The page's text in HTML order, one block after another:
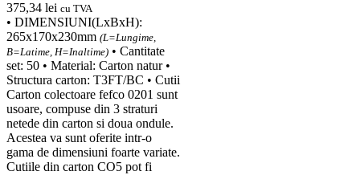
375,34 lei cu TVA
• DIMENSIUNI(LxBxH):
265x170x230mm (L=Lungime,
B=Latime, H=Inaltime) • Cantitate
set: 50 • Material: Carton natur •
Structura carton: T3FT/BC • Cutii
Carton colectoare fefco 0201 sunt
usoare, compuse din 3 straturi
netede din carton si doua ondule.
Acestea va sunt oferite intr-o
gama de dimensiuni foarte variate.
Cutiile din carton CO5 pot fi